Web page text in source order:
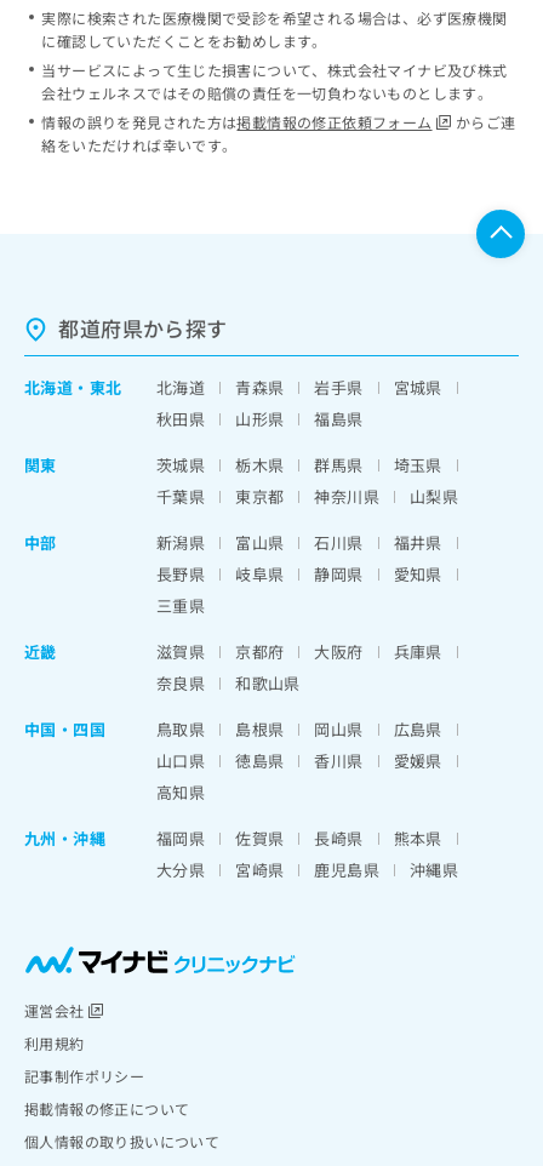
実際に検索された医療機関で受診を希望される場合は、必ず医療機関
に確認していただくことをお勧めします。
当サービスによって生じた損害について、株式会社マイナビ及び株式
会社ウェルネスではその賠償の責任を一切負わないものとします。
情報の誤りを発見された方は掲載情報の修正依頼フォーム
からご連
絡をいただければ幸いです。
都道府県から探す
北海道 ・ 東北 北海道 青森県 岩手県
宮城県
秋田県
山形県
福島県
関東
茨城県 栃木県 群馬県
埼玉県
千葉県
東京都 神奈川県
山梨県
中部
新潟県 富山県 石川県
福井県
長野県
岐阜県 静岡県
愛知県
三重県
近畿
滋賀県 京都府 大阪府
兵庫県
奈良県
和歌山県
中国・四国
鳥取県 島根県 岡山県
広島県
山口県
徳島県 香川県
愛媛県
高知県
九州・沖縄
福岡県 佐賀県 長崎県
熊本県
大分県
宮崎県 鹿児島県 沖縄県
運営会社
利用規約
記事制作ポリシー
掲載情報の修正について
個人情報の取り扱いについて